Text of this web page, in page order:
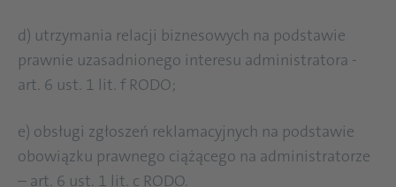
d) utrzymania relacji biznesowych na podstawie
prawnie uzasadnionego interesu administratora -
art. 6 ust. 1 lit. f RODO;
e) obsługi zgłoszeń reklamacyjnych na podstawie
obowiązku prawnego ciążącego na administratorze
– art. 6 ust. 1 lit. c RODO.